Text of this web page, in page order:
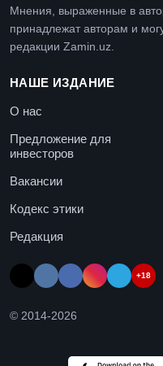
Мнения, выраженные в
принадлежат авторам и
редакции Zamin.uz.
НАШЕ ИЗДАНИЕ
О нас
Предложение для
инвесторов
Вакансии
Кодекс этики
Редакция
+18
© 2014-2026